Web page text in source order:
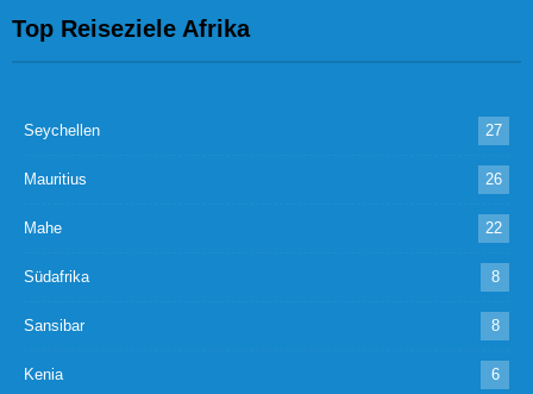
Top Reiseziele Afrika
Seychellen 27
Mauritius 26
Mahe 22
Südafrika 8
Sansibar 8
Kenia 6